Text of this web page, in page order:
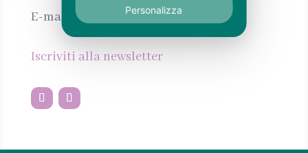
E-mail: info@calabrianellanima.com
Iscriviti alla newsletter
Personalizza